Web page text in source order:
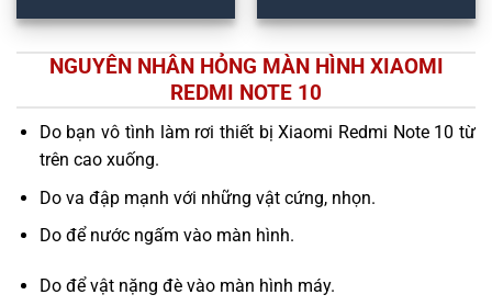
NGUYÊN NHÂN HỎNG MÀN HÌNH XIAOMI
REDMI NOTE 10
Do bạn vô tình làm rơi thiết bị Xiaomi Redmi Note 10 từ
trên cao xuống.
Do va đập mạnh với những vật cứng, nhọn.
Do để nước ngấm vào màn hình.
Do để vật nặng đè vào màn hình máy.